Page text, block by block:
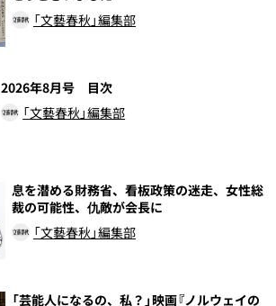
「文藝春秋」編集部
2026年8月号 目次
「文藝春秋」編集部
息を潜める財務省、看板政策の迷走、女性総
裁の可能性、仇敵が会長に
「文藝春秋」編集部
「芸能人になるの、私？」映画『ノルウェイの